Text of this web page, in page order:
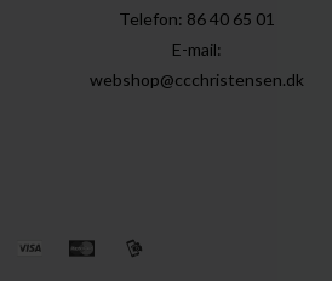
Telefon: 86 40 65 01
E-mail:
webshop@ccchristensen.dk